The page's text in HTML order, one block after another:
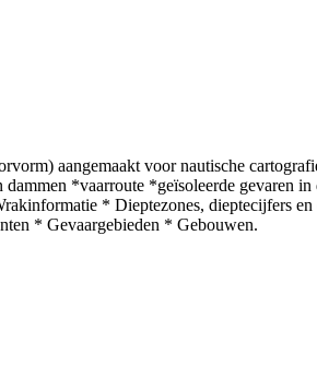
aangemaakt voor nautische
*vaarroute *geïsoleerde gevaren
* Dieptezones, dieptecijfers
* Gevaargebieden * Gebouwen.